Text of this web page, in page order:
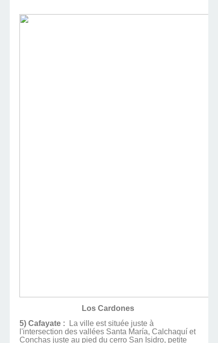
Los Cardones
5) Cafayate : La ville est située juste à
l'intersection des vallées Santa María, Calchaquí et
Conchas juste au pied du cerro San Isidro, petite